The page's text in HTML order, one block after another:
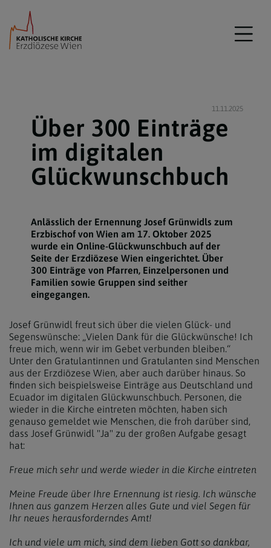
11.11.2025
Über 300 Einträge
im digitalen
Glückwunschbuch
Anlässlich der Ernennung Josef Grünwidls zum
Erzbischof von Wien am 17. Oktober 2025
wurde ein Online-Glückwunschbuch auf der
Seite der Erzdiözese Wien eingerichtet. Über
300 Einträge von Pfarren, Einzelpersonen und
Familien sowie Gruppen sind seither
eingegangen.
Josef Grünwidl freut sich über die vielen Glück- und
Segenswünsche: „Vielen Dank für die Glückwünsche! Ich
freue mich, wenn wir im Gebet verbunden bleiben.“
Unter den Gratulantinnen und Gratulanten sind Menschen
aus der Erzdiözese Wien, aber auch darüber hinaus. So
finden sich beispielsweise Einträge aus Deutschland und
Ecuador im digitalen Glückwunschbuch. Personen, die
wieder in die Kirche eintreten möchten, haben sich
genauso gemeldet wie Menschen, die froh darüber sind,
dass Josef Grünwidl "Ja" zu der großen Aufgabe gesagt
hat:
Freue mich sehr und werde wieder in die Kirche eintreten
Meine Freude über Ihre Ernennung ist riesig. Ich wünsche
Ihnen aus ganzem Herzen alles Gute und viel Segen für
Ihr neues herausforderndes Amt!
Ich und viele um mich, sind dem lieben Gott so dankbar,